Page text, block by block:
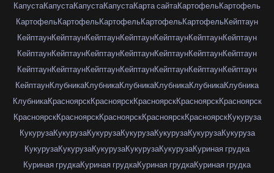
КапустаКапустаКапустаКапустаКарта сайтаКартофельКартофель
КартофельКартофельКартофельКартофельКартофельКейптаун
КейптаунКейптаунКейптаунКейптаунКейптаунКейптаунКейптаун
КейптаунКейптаунКейптаунКейптаунКейптаунКейптаунКейптаун
КейптаунКейптаунКейптаунКейптаунКейптаунКейптаунКейптаун
КейптаунКлубникаКлубникаКлубникаКлубникаКлубникаКлубника
КлубникаКрасноярскКрасноярскКрасноярскКрасноярскКрасноярск
КрасноярскКрасноярскКрасноярскКрасноярскКрасноярскКукуруза
КукурузаКукурузаКукурузаКукурузаКукурузаКукурузаКукуруза
КукурузаКукурузаКукурузаКукурузаКукурузаКуриная грудка
Куриная грудкаКуриная грудкаКуриная грудкаКуриная грудка